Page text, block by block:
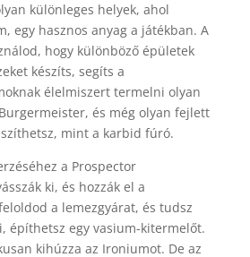
különleges helyek, ahol
egy hasznos anyag a játékban. A
hogy különböző épületek
készíts, segíts a
élelmiszert termelni olyan
és még olyan fejlett
mint a karbid fúró.
a Prospector
ki, és hozzák el a
a lemezgyárat, és tudsz
építhetsz egy vasium-kitermelőt.
kihúzza az Ironiumot. De az